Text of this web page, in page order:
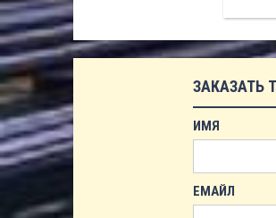
ЗАКАЗАТЬ
ИМЯ
ЕМАЙЛ